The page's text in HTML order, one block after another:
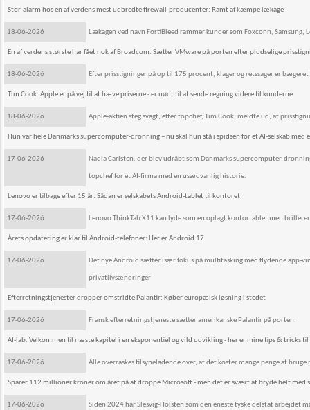
Stor-alarm hos en af verdens mest udbredte firewall-producenter: Ramt af kæmpe lækage
18-06-2026 Lækagen ved navn FortiBleed rammer kunder som Foxconn,
En af verdens største har fået nok af Broadcom: Sætter VMware på porten efter pludselige
18-06-2026 Efter prisstigninger på op til 175 procent, klager og retssager er
Tim Cook: Apple er på vej til at hæve priserne - er nødt til at sende regning videre til kunderne
18-06-2026 Apple-aktien steg svagt, efter topchef, Tim Cook, meldte ud, at
Hun var hele Danmarks supercomputer-dronning – nu skal hun stå i spidsen for et AI-selskab med
17-06-2026 Nadia Carlsten, der blev udråbt som Danmarks supercomputer-
topchef for et AI-firma med en usædvanlig historie.
Lenovo er tilbage efter 15 år: Sådan er selskabets Android-tablet til kontoret
17-06-2026 Lenovo ThinkTab X11 kan lyde som en oplagt kontortablet men
Årets opdatering er klar til Android-telefoner: Her er Android 17
17-06-2026 Det nye Android sætter især fokus på multitasking med flydende app-
privatlivsændringer
Efterretningstjenester dropper omstridte Palantir: Køber europæisk løsning i stedet
17-06-2026 Fransk efterretningstjeneste sætter amerikanske Palantir på porten.
AI-lab: Velkommen til næste kapitel i en eksponentiel og vild udvikling - her er mine tips & tricks til
17-06-2026 Alle overraskes tilsyneladende over, at det koster mange penge at
Sparer 112 millioner kroner om året på at droppe Microsoft - men det er svært at bryde helt med
17-06-2026 Siden 2024 har Slesvig-Holsten som den eneste tyske delstat